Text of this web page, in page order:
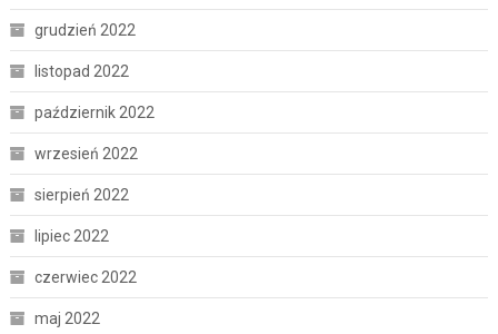
grudzień 2022
listopad 2022
październik 2022
wrzesień 2022
sierpień 2022
lipiec 2022
czerwiec 2022
maj 2022